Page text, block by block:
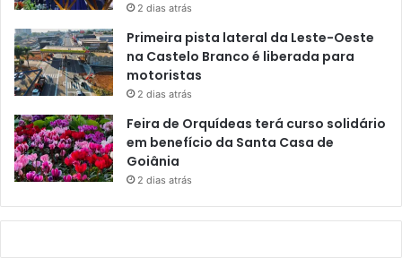
2 dias atrás
Primeira pista lateral da Leste-Oeste
na Castelo Branco é liberada para
motoristas
2 dias atrás
Feira de Orquídeas terá curso solidário
em benefício da Santa Casa de
Goiânia
2 dias atrás